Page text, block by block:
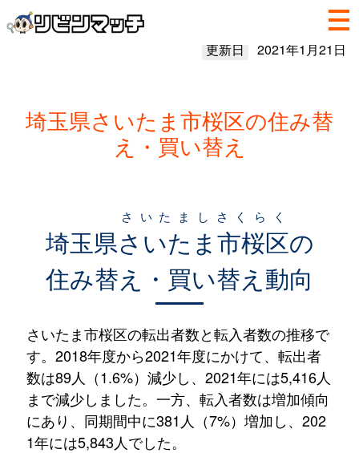
更新日 2021年1月21日
埼玉県さいたま市桜区の住み替
え・買い替え
埼玉県さいたま市桜区
さいたましさくらく
の
住み替え・買い替え動向
さいたま市桜区の転出者数と転入者数の推移で
す。2018年度から2021年度にかけて、転出者
数は89人（1.6%）減少し、2021年には5,416人
まで減少しました。一方、転入者数は増加傾向
にあり、同期間中に381人（7%）増加し、202
1年には5,843人でした。